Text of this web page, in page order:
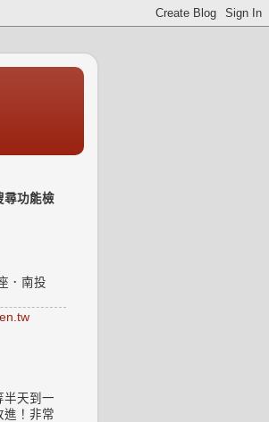
尋功能檢
．南投
半天到一
進！非常